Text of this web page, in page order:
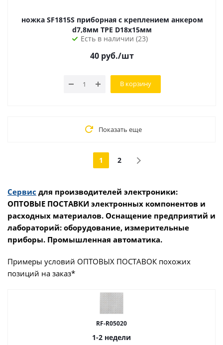
ножка SF1815S приборная с креплением анкером
d7,8мм TPE D18х15мм
Есть в наличии (23)
40 руб./шт
В корзину
Показать еще
1 2
Сервис для производителей электроники:
ОПТОВЫЕ ПОСТАВКИ электронных компонентов и
расходных материалов. Оснащение предприятий и
лабораторий: оборудование, измерительные
приборы. Промышленная автоматика.
Примеры условий ОПТОВЫХ ПОСТАВОК похожих
позиций на заказ*
RF-R05020
1-2 недели